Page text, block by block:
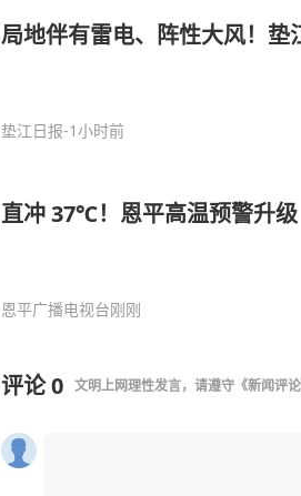
局地伴有雷电、阵性大风！垫
垫江日报-1小时前
直冲 37℃！恩平高温预警升级
恩平广播电视台刚刚
评论0 文明上网理性发言，请遵守 《新闻评